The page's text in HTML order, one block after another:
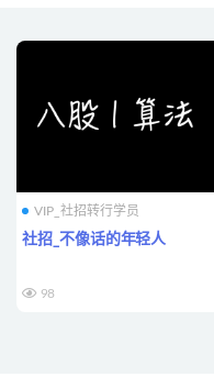
VIP_社招转行学员
社招_不像话的年轻人
98